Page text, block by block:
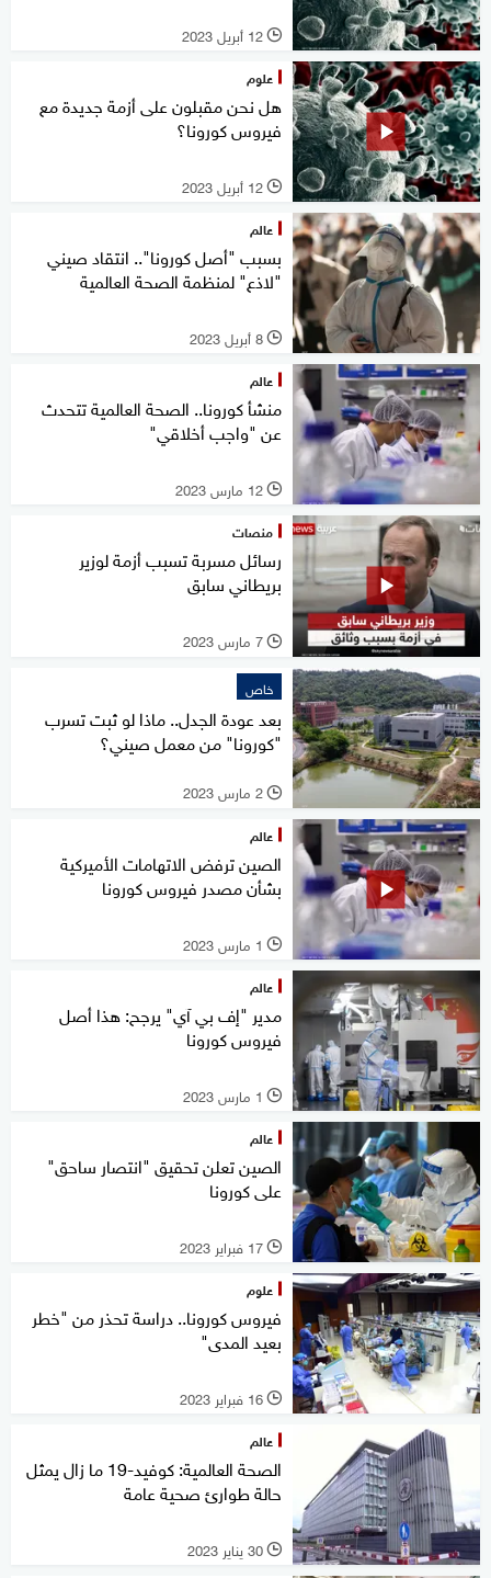
l 12 أبريل 2023
علوم
هل نحن مقبلون على أزمة جديدة مع
فيروس كورونا؟
l 12 أبريل 2023
عالم
بسبب "أصل كورونا".. انتقاد صيني
"لاذع" لمنظمة الصحة العالمية
l 8 أبريل 2023
عالم
منشأ كورونا.. الصحة العالمية تتحدث
عن "واجب أخلاقي"
l 12 مارس 2023
منصات
رسائل مسربة تسبب أزمة لوزير
بريطاني سابق
l 7 مارس 2023
خاص
بعد عودة الجدل.. ماذا لو ثبت تسرب
"كورونا" من معمل صيني؟
l 2 مارس 2023
عالم
الصين ترفض الاتهامات الأميركية
بشأن مصدر فيروس كورونا
l 1 مارس 2023
عالم
مدير "إف بي آي" يرجح: هذا أصل
فيروس كورونا
l 1 مارس 2023
عالم
الصين تعلن تحقيق "انتصار ساحق"
على كورونا
l 17 فبراير 2023
علوم
فيروس كورونا.. دراسة تحذر من "خطر
بعيد المدى"
l 16 فبراير 2023
عالم
الصحة العالمية: كوفيد-19 ما زال يمثل
حالة طوارئ صحية عامة
l 30 يناير 2023